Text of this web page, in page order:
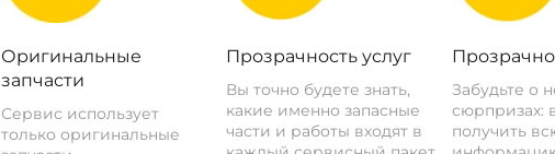
Оригинальные
запчасти
Сервис использует
только оригинальные
Прозрачность услуг
Вы точно будете знать,
какие именно запасные
части и работы входят в
Забудьте о
сюрпризах:
получить